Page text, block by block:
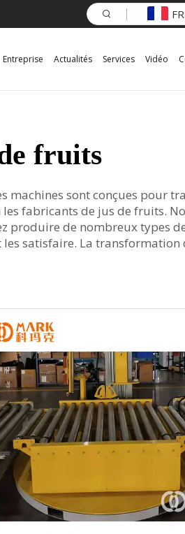
FR
Entreprise Actualités Services Vidéo
fruits
machines sont conçues pour
fabricants de jus de fruits.
produire de nombreux types
satisfaire. La transformation